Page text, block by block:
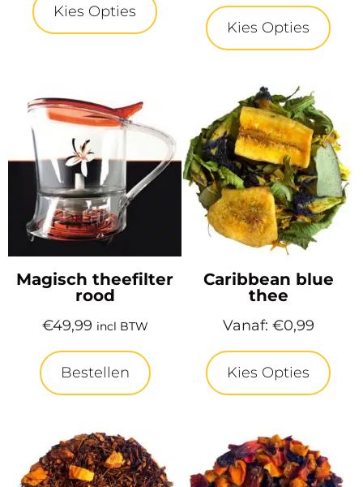
Kies Opties
Kies Opties
Magisch theefilter
rood
€49,99 incl BTW
Bestellen
Caribbean blue
thee
Vanaf: €0,99
Kies Opties